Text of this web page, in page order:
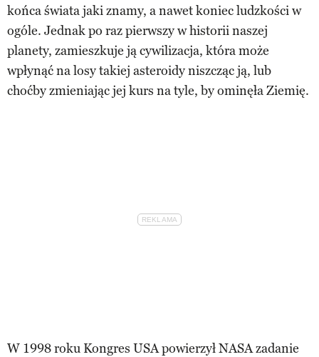
końca świata jaki znamy, a nawet koniec ludzkości w
ogóle. Jednak po raz pierwszy w historii naszej
planety, zamieszkuje ją cywilizacja, która może
wpłynąć na losy takiej asteroidy niszcząc ją, lub
choćby zmieniając jej kurs na tyle, by ominęła Ziemię.
W 1998 roku Kongres USA powierzył NASA zadanie